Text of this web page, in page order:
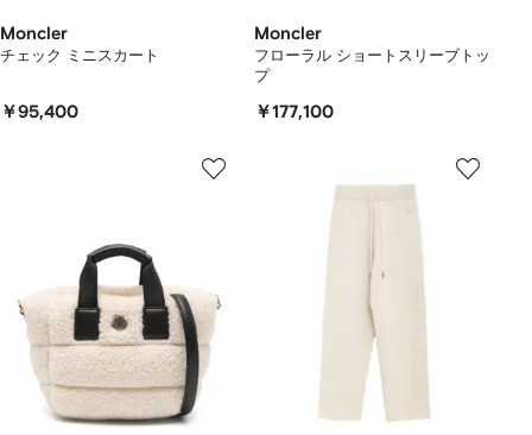
Moncler
チェック ミニスカート
￥95,400
Moncler
フローラル ショートスリーブトッ
プ
￥177,100